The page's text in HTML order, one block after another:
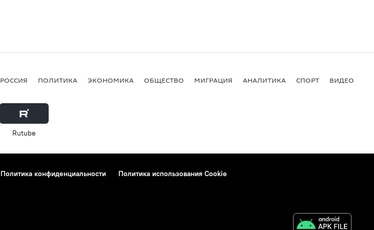
РОССИЯ ПОЛИТИКА ЭКОНОМИКА ОБЩЕСТВО МИГРАЦИЯ АНАЛИТИКА СПОРТ ВИДЕО
Rutube
Политика конфиденциальности
Политика использования Cookie